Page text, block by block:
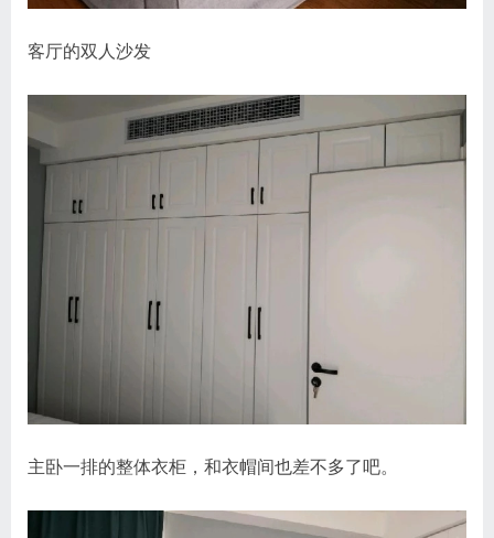
客厅的双人沙发
主卧一排的整体衣柜，和衣帽间也差不多了吧。